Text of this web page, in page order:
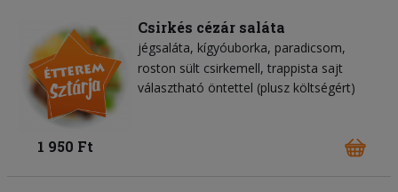
Csirkés cézár saláta
jégsaláta kígyóuborka paradicsom
roston sült csirkemell trappista sajt
választható öntettel (plusz költségért)
1 950 Ft